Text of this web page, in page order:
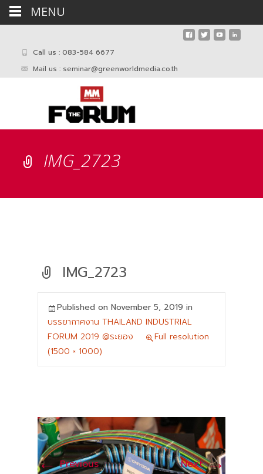
Call us : 083-584 6677
Mail us : seminar@greenworldmedia.co.th
IMG_2723
IMG_2723
Published on November 5, 2019 in
บรรยากาศงาน THAILAND INDUSTRIAL
FORUM 2019 @ระยอง
Full resolution
(1500 × 1000)
←Previous Next→
MENU